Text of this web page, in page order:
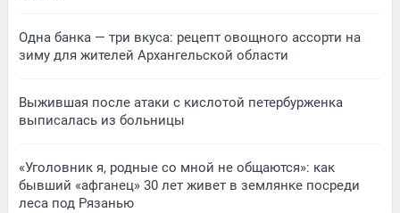
Одна банка — три вкуса: рецепт овощного ассорти на
зиму для жителей Архангельской области
Выжившая после атаки с кислотой петербурженка
выписалась из больницы
«Уголовник я, родные со мной не общаются»: как
бывший «афганец» 30 лет живет в землянке посреди
леса под Рязанью